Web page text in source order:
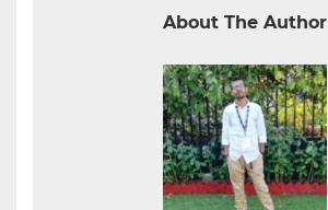
About The Author